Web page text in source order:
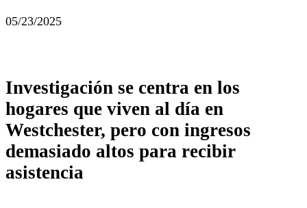
05/23/2025
Investigación se centra en los
hogares que viven al día en
Westchester, pero con ingresos
demasiado altos para recibir
asistencia